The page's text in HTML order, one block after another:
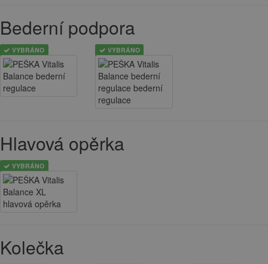
Bederní podpora
VYBRÁNO VYBRÁNO
Hlavová opěrka
VYBRÁNO
Kolečka